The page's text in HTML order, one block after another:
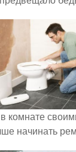
комнате
начинать